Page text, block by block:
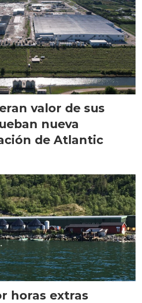
valor de sus
nueva
de Atlantic
horas extras